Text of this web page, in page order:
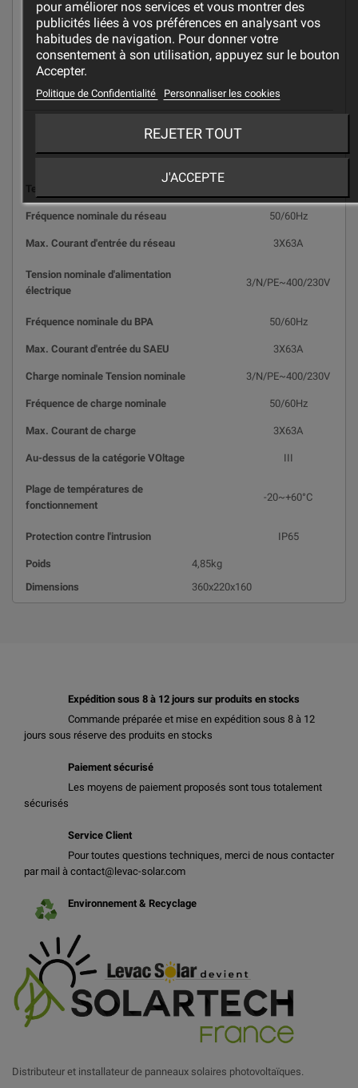
Caractéristiques
Tension nominale du réseau
Fréquence nominale du réseau 50/60Hz
Max. Courant d'entrée du réseau 3X63A
Tension nominale d'alimentation
électrique
3/N/PE~400/230V
Fréquence nominale du BPA 50/60Hz
Max. Courant d'entrée du SAEU 3X63A
Charge nominale Tension nominale 3/N/PE~400/230V
Fréquence de charge nominale 50/60Hz
Max. Courant de charge 3X63A
Au-dessus de la catégorie VOltage III
Plage de températures de
fonctionnement
-20~+60°C
Protection contre l'intrusion IP65
Poids
4,85kg
Dimensions
360x220x160
Expédition sous 8 à 12 jours sur produits en stocks
Commande préparée et mise en expédition sous 8 à 12
jours sous réserve des produits en stocks
Paiement sécurisé
Les moyens de paiement proposés sont tous totalement
sécurisés
Service Client
Pour toutes questions techniques, merci de nous contacter
par mail à contact@levac-solar.com
Environnement & Recyclage
Distributeur et installateur de panneaux solaires photovoltaïques.
pour améliorer nos services et vous montrer des
publicités liées à vos préférences en analysant vos
habitudes de navigation. Pour donner votre
consentement à son utilisation, appuyez sur le bouton
Accepter.
Politique de Confidentialité Personnaliser les cookies
REJETER TOUT
J'ACCEPTE